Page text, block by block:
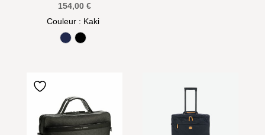
154,00 €
Couleur: Kaki
minuitNoir